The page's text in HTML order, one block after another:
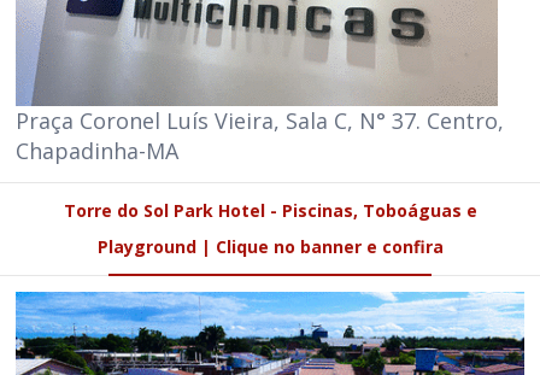
Praça Coronel Luís Vieira, Sala C, N° 37. Centro,
Chapadinha-MA
Torre do Sol Park Hotel - Piscinas, Toboáguas e
Playground | Clique no banner e confira